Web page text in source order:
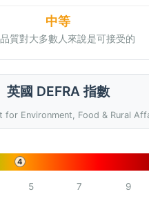
中等
質對大多數人來說是可接受的
英國 DEFRA 指數
for Environment, Food & Rural
4
5 7 9